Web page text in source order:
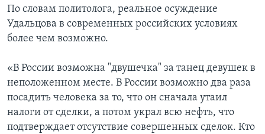
По словам политолога, реальное осуждение
Удальцова в современных российских условиях
более чем возможно.
«В России возможна "двушечка" за танец девушек в
неположенном месте. В России возможно два раза
посадить человека за то, что он сначала утаил
налоги от сделки, а потом украл всю нефть, что
подтверждает отсутствие совершенных сделок. Кто